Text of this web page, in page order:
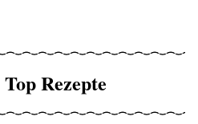
Rezepte